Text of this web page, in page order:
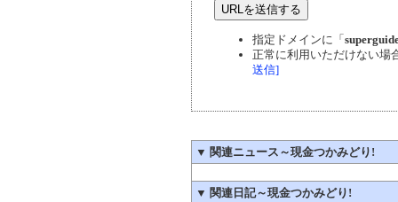
指定ドメインに「
正常に利用いただけない場
送信]
▼ 関連ニュース～現金つかみどり!
▼ 関連日記～現金つかみどり!